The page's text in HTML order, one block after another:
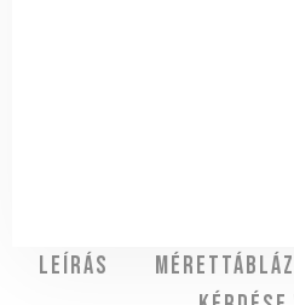
Leírás